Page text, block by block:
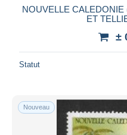
NOUVELLE CALEDONIE
ET
±
Statut
Nouveau